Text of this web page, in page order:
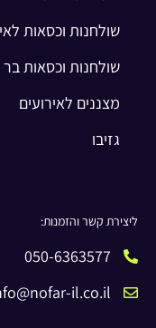
שולחנות וכסאות
שולחנות וכסאות בר
מצננים לאירועים
גזיבו
ליצירת קשר והזמנות:
050-6363577
il.co.il